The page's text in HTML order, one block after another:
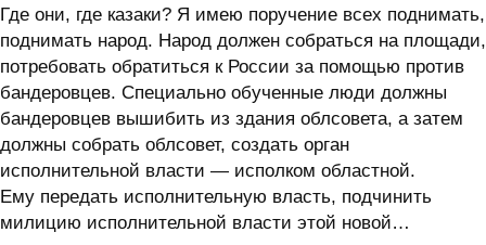
Где они, где казаки? Я имею поручение всех поднимать,
поднимать народ. Народ должен собраться на площади,
потребовать обратиться к России за помощью против
бандеровцев. Специально обученные люди должны
бандеровцев вышибить из здания облсовета, а затем
должны собрать облсовет, создать орган
исполнительной власти — исполком областной.
Ему передать исполнительную власть, подчинить
милицию исполнительной власти этой новой…